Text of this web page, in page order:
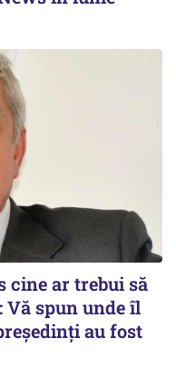
cine ar trebui să
Vă spun unde îl
au fost